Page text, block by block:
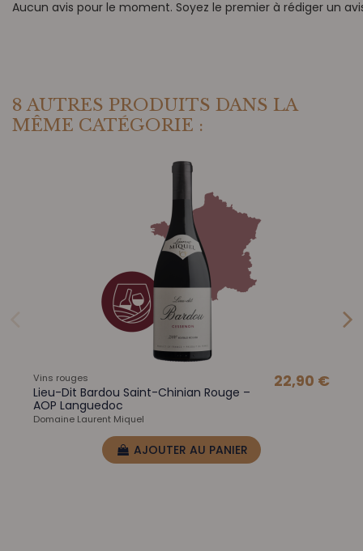
Aucun avis pour le moment. Soyez le premier à rédiger un
8 AUTRES PRODUITS DANS LA
MÊME CATÉGORIE :
Vins rouges
Lieu-Dit Bardou Saint-Chinian Rouge –
AOP Languedoc
Domaine Laurent Miquel
22,90 €
AJOUTER AU PANIER